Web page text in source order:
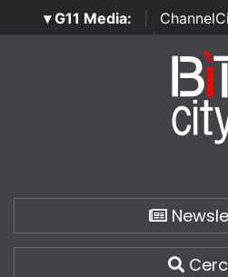
▾ G11 Media:
SecurityOpenLab | Italian
Italian